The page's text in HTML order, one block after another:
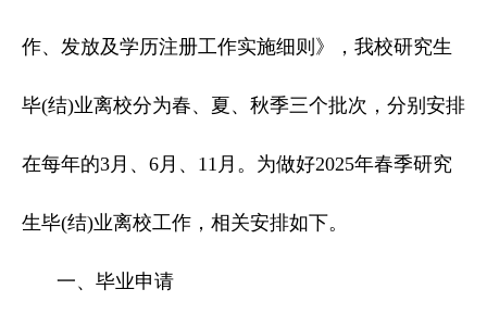
作、发放及学历注册工作实施细则》，我校研究生
毕(结)业离校分为春、夏、秋季三个批次，分别安排
在每年的3月、6月、11月。为做好2025年春季研究
生毕(结)业离校工作，相关安排如下。
一、毕业申请